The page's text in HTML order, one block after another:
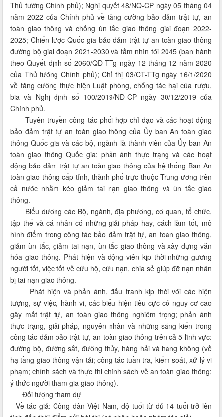
Thủ tướng Chính phủ); Nghị quyết 48/NQ-CP ngày 05 tháng 04
năm 2022 của Chính phủ về tăng cường bảo đảm trật tự, an
toàn giao thông và chống ùn tắc giao thông giai đoạn 2022-
2025; Chiến lược Quốc gia bảo đảm trật tự an toàn giao thông
đường bộ giai đoạn 2021-2030 và tầm nhìn tới 2045 (ban hành
theo Quyết định số 2060/QĐ-TTg ngày 12 tháng 12 năm 2020
của Thủ tướng Chính phủ); Chỉ thị 03/CT-TTg ngày 16/1/2020
về tăng cường thực hiện Luật phòng, chống tác hại của rượu,
bia và Nghị định số 100/2019/NĐ-CP ngày 30/12/2019 của
Chính phủ.
Tuyên truyền công tác phối hợp chỉ đạo và các hoạt động
bảo đảm trật tự an toàn giao thông của Ủy ban An toàn giao
thông Quốc gia và các bộ, ngành là thành viên của Ủy ban An
toàn giao thông Quốc gia; phản ánh thực trạng và các hoạt
động bảo đảm trật tự an toàn giao thông của hệ thống Ban An
toàn giao thông cấp tỉnh, thành phố trực thuộc Trung ương trên
cả nước nhằm kéo giảm tai nạn giao thông và ùn tắc giao
thông.
Biểu dương các Bộ, ngành, địa phương, cơ quan, tổ chức,
tập thể và cá nhân có những giải pháp hay, cách làm tốt, mô
hình điểm trong công tác bảo đảm trật tự, an toàn giao thông,
giảm ùn tắc, giảm tai nạn, ùn tắc giao thông và xây dựng văn
hóa giao thông. Phát hiện và động viên kịp thời những gương
người tốt, việc tốt về cứu hộ, cứu nạn, chia sẻ giúp đỡ nạn nhân
bị tai nạn giao thông.
Phát hiện và phản ánh, đấu tranh kịp thời với các hiện
tượng, sự việc, hành vi, các biểu hiện tiêu cực có nguy cơ cao
gây mất trật tự, an toàn giao thông nghiêm trọng; phản ánh
thực trạng, giải pháp, nguyên nhân và những sáng kiến trong
công tác đảm bảo trật tự, an toàn giao thông trên cả 5 lĩnh vực:
đường bộ, đường sắt, đường thủy, hàng hải và hàng không (về
hạ tầng giao thông vận tải; công tác tuần tra, kiểm soát, xử lý vi
phạm; chính sách và thực thi chính sách về an toàn giao thông;
ý thức người tham gia giao thông).
Đối tượng tham dự
- Về tác giả: Công dân Việt Nam, độ tuổi từ đủ 14 tuổi trở lên